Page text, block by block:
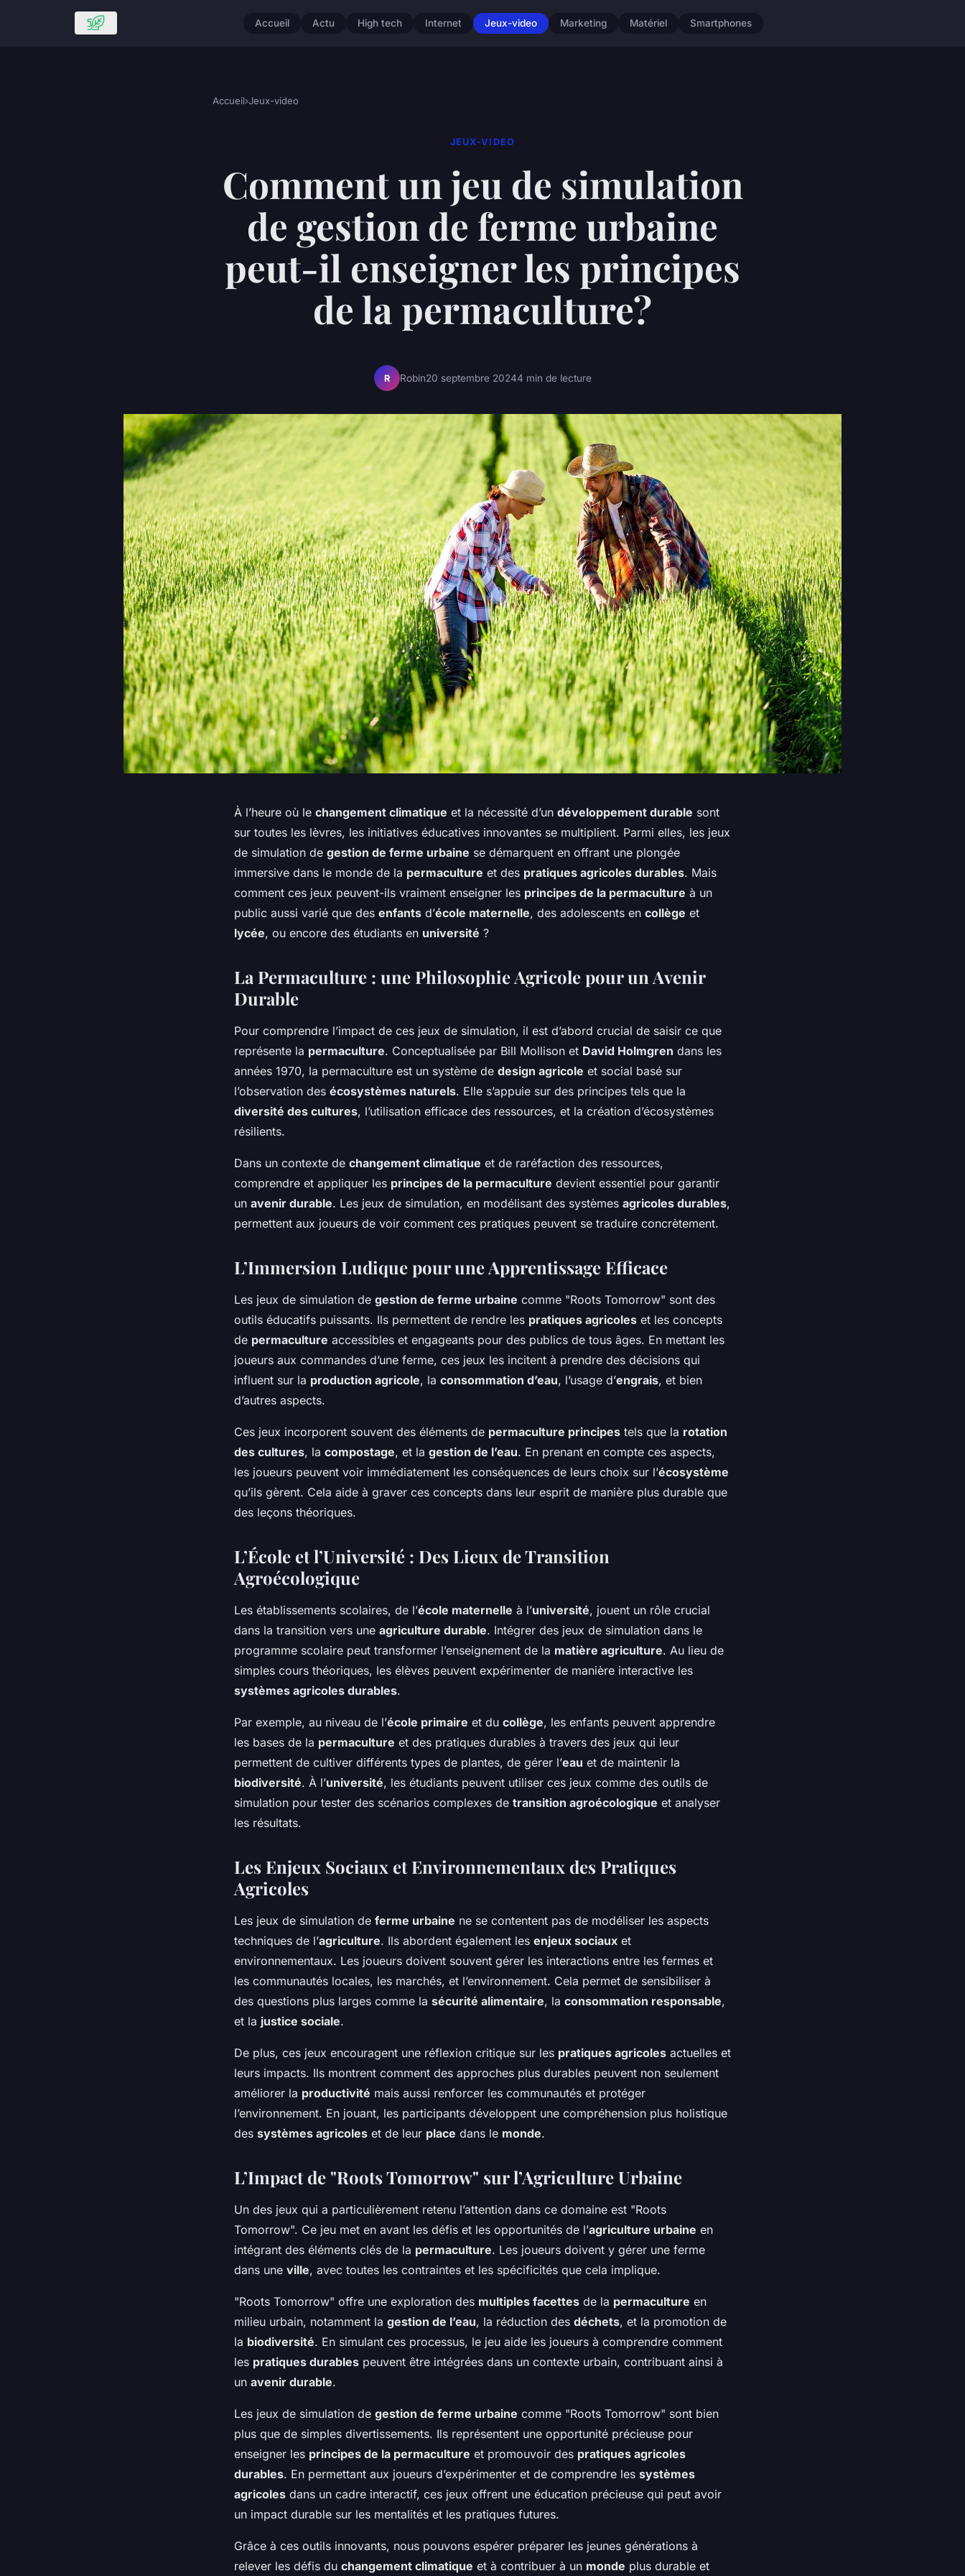
Accueil Actu High tech Internet Jeux-video Marketing Matériel Smartphones
Accueil›Jeux-video
JEUX-VIDEO
Comment un jeu de simulation
de gestion de ferme urbaine
peut-il enseigner les principes
de la permaculture?
R Robin20 septembre 20244 min de lecture
À l’heure où le changement climatique et la nécessité d’un développement durable sont
sur toutes les lèvres, les initiatives éducatives innovantes se multiplient. Parmi elles, les jeux
de simulation de gestion de ferme urbaine se démarquent en offrant une plongée
immersive dans le monde de la permaculture et des pratiques agricoles durables. Mais
comment ces jeux peuvent-ils vraiment enseigner les principes de la permaculture à un
public aussi varié que des enfants d’école maternelle, des adolescents en collège et
lycée, ou encore des étudiants en université ?
La Permaculture : une Philosophie Agricole pour un Avenir
Durable
Pour comprendre l’impact de ces jeux de simulation, il est d’abord crucial de saisir ce que
représente la permaculture. Conceptualisée par Bill Mollison et David Holmgren dans les
années 1970, la permaculture est un système de design agricole et social basé sur
l’observation des écosystèmes naturels. Elle s’appuie sur des principes tels que la
diversité des cultures, l’utilisation efficace des ressources, et la création d’écosystèmes
résilients.
Dans un contexte de changement climatique et de raréfaction des ressources,
comprendre et appliquer les principes de la permaculture devient essentiel pour garantir
un avenir durable. Les jeux de simulation, en modélisant des systèmes agricoles durables,
permettent aux joueurs de voir comment ces pratiques peuvent se traduire concrètement.
L’Immersion Ludique pour une Apprentissage Efficace
Les jeux de simulation de gestion de ferme urbaine comme "Roots Tomorrow" sont des
outils éducatifs puissants. Ils permettent de rendre les pratiques agricoles et les concepts
de permaculture accessibles et engageants pour des publics de tous âges. En mettant les
joueurs aux commandes d’une ferme, ces jeux les incitent à prendre des décisions qui
influent sur la production agricole, la consommation d’eau, l’usage d’engrais, et bien
d’autres aspects.
Ces jeux incorporent souvent des éléments de permaculture principes tels que la rotation
des cultures, la compostage, et la gestion de l’eau. En prenant en compte ces aspects,
les joueurs peuvent voir immédiatement les conséquences de leurs choix sur l’écosystème
qu’ils gèrent. Cela aide à graver ces concepts dans leur esprit de manière plus durable que
des leçons théoriques.
L’École et l’Université : Des Lieux de Transition
Agroécologique
Les établissements scolaires, de l’école maternelle à l’université, jouent un rôle crucial
dans la transition vers une agriculture durable. Intégrer des jeux de simulation dans le
programme scolaire peut transformer l’enseignement de la matière agriculture. Au lieu de
simples cours théoriques, les élèves peuvent expérimenter de manière interactive les
systèmes agricoles durables.
Par exemple, au niveau de l’école primaire et du collège, les enfants peuvent apprendre
les bases de la permaculture et des pratiques durables à travers des jeux qui leur
permettent de cultiver différents types de plantes, de gérer l’eau et de maintenir la
biodiversité. À l’université, les étudiants peuvent utiliser ces jeux comme des outils de
simulation pour tester des scénarios complexes de transition agroécologique et analyser
les résultats.
Les Enjeux Sociaux et Environnementaux des Pratiques
Agricoles
Les jeux de simulation de ferme urbaine ne se contentent pas de modéliser les aspects
techniques de l’agriculture. Ils abordent également les enjeux sociaux et
environnementaux. Les joueurs doivent souvent gérer les interactions entre les fermes et
les communautés locales, les marchés, et l’environnement. Cela permet de sensibiliser à
des questions plus larges comme la sécurité alimentaire, la consommation responsable,
et la justice sociale.
De plus, ces jeux encouragent une réflexion critique sur les pratiques agricoles actuelles et
leurs impacts. Ils montrent comment des approches plus durables peuvent non seulement
améliorer la productivité mais aussi renforcer les communautés et protéger
l’environnement. En jouant, les participants développent une compréhension plus holistique
des systèmes agricoles et de leur place dans le monde.
L’Impact de "Roots Tomorrow" sur l’Agriculture Urbaine
Un des jeux qui a particulièrement retenu l’attention dans ce domaine est "Roots
Tomorrow". Ce jeu met en avant les défis et les opportunités de l’agriculture urbaine en
intégrant des éléments clés de la permaculture. Les joueurs doivent y gérer une ferme
dans une ville, avec toutes les contraintes et les spécificités que cela implique.
"Roots Tomorrow" offre une exploration des multiples facettes de la permaculture en
milieu urbain, notamment la gestion de l’eau, la réduction des déchets, et la promotion de
la biodiversité. En simulant ces processus, le jeu aide les joueurs à comprendre comment
les pratiques durables peuvent être intégrées dans un contexte urbain, contribuant ainsi à
un avenir durable.
Les jeux de simulation de gestion de ferme urbaine comme "Roots Tomorrow" sont bien
plus que de simples divertissements. Ils représentent une opportunité précieuse pour
enseigner les principes de la permaculture et promouvoir des pratiques agricoles
durables. En permettant aux joueurs d’expérimenter et de comprendre les systèmes
agricoles dans un cadre interactif, ces jeux offrent une éducation précieuse qui peut avoir
un impact durable sur les mentalités et les pratiques futures.
Grâce à ces outils innovants, nous pouvons espérer préparer les jeunes générations à
relever les défis du changement climatique et à contribuer à un monde plus durable et